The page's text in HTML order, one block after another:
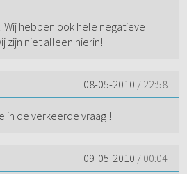
hebben ook hele negatieve
zijn niet alleen hierin!
08-05-2010 / 22:58
in de verkeerde vraag !
09-05-2010 / 00:04